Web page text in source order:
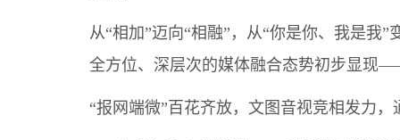
从“相加”迈向“相融”，从“你是你、我是我
全方位、深层次的媒体融合态势初步显现
“报网端微”百花齐放，文图音视竞相发力